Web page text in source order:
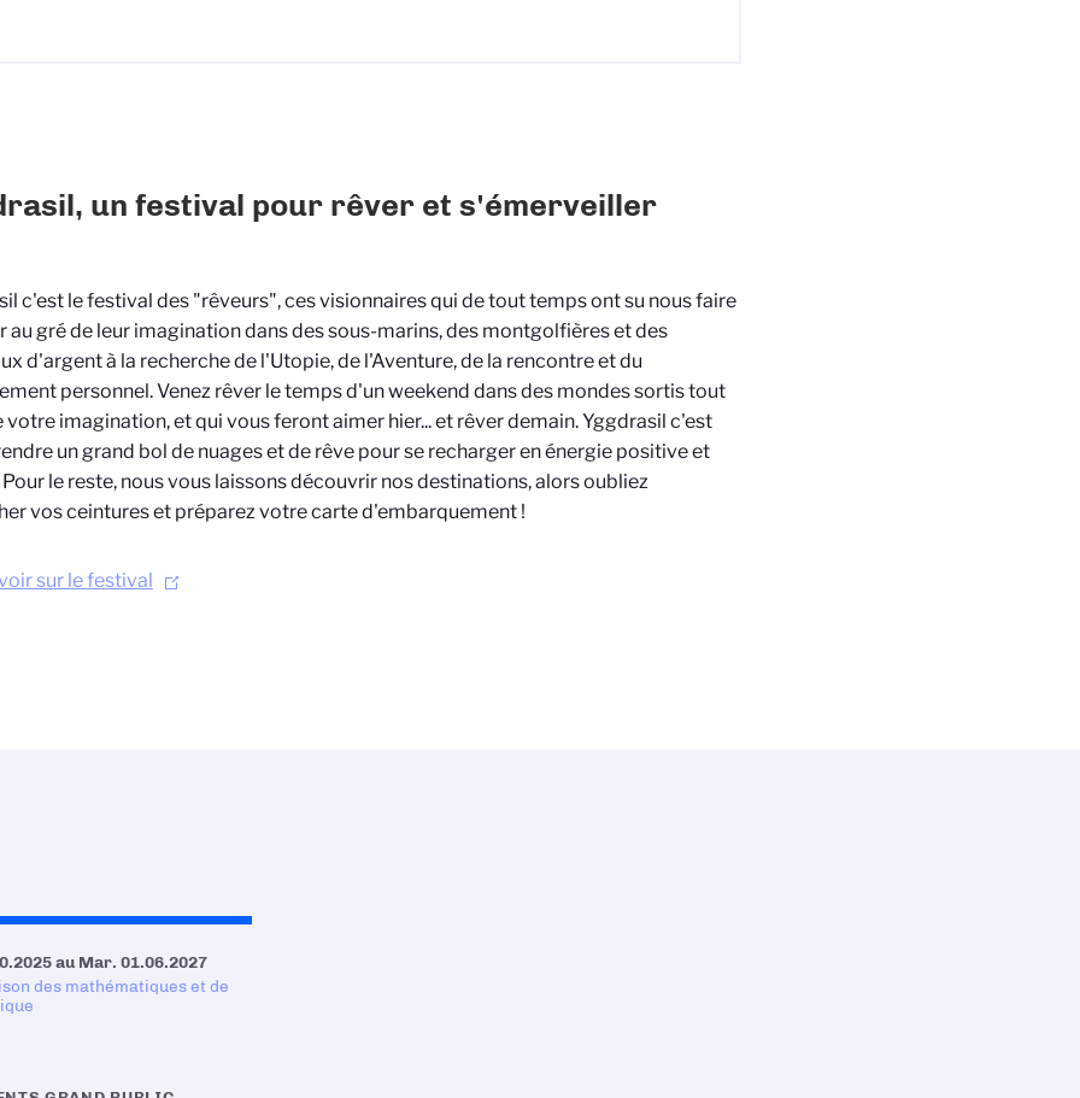
un festival pour rêver et s'émerveiller
c'est le festival des "rêveurs", ces visionnaires qui de tout temps ont su nous faire
au gré de leur imagination dans des sous-marins, des montgolfières et des
d'argent à la recherche de l'Utopie, de l'Aventure, de la rencontre et du
personnel. Venez rêver le temps d'un weekend dans des mondes sortis tout
votre imagination, et qui vous feront aimer hier... et rêver demain. Yggdrasil c'est
un grand bol de nuages et de rêve pour se recharger en énergie positive et
le reste, nous vous laissons découvrir nos destinations, alors oubliez
vos ceintures et préparez votre carte d'embarquement !
sur le festival
au Mar. 01.06.2027
des mathématiques et de